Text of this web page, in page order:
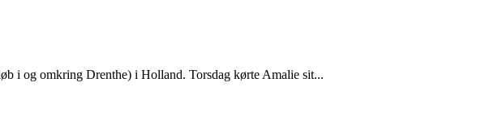
i og omkring Drenthe) i Holland. Torsdag kørte Amalie sit...